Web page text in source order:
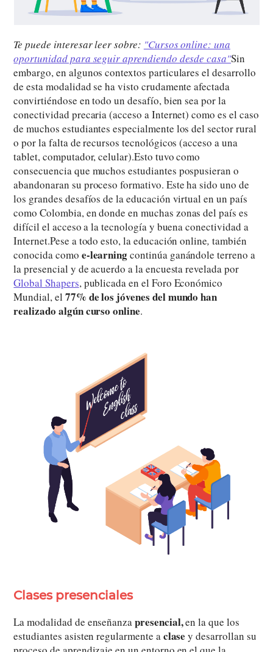
Te puede interesar leer sobre: "Cursos online: una
oportunidad para seguir aprendiendo desde casa"Sin
embargo, en algunos contextos particulares el desarrollo
de esta modalidad se ha visto crudamente afectada
convirtiéndose en todo un desafío, bien sea por la
conectividad precaria (acceso a Internet) como es el caso
de muchos estudiantes especialmente los del sector rural
o por la falta de recursos tecnológicos (acceso a una
tablet, computador, celular).Esto tuvo como
consecuencia que muchos estudiantes pospusieran o
abandonaran su proceso formativo. Este ha sido uno de
los grandes desafíos de la educación virtual en un país
como Colombia, en donde en muchas zonas del país es
difícil el acceso a la tecnología y buena conectividad a
Internet.Pese a todo esto, la educación online, también
conocida como e-learningcontinúa ganándole terreno a
la presencial y de acuerdo a la encuesta revelada por
Global Shapers, publicada en el Foro Económico
Mundial, el 77% de los jóvenes del mundo han
realizado algún curso online.
Clases presenciales
La modalidad de enseñanzapresencial,en la que los
estudiantes asisten regularmente aclase y desarrollan su